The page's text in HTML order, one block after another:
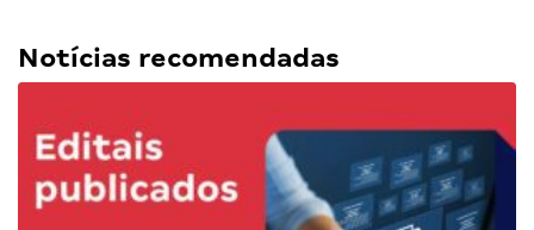
Notícias recomendadas